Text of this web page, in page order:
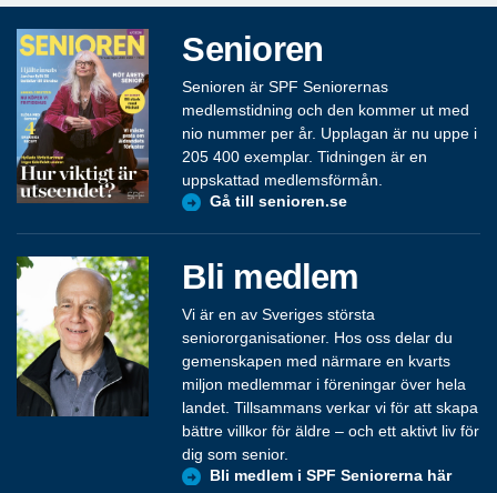
Senioren
Senioren är SPF Seniorernas
medlemstidning och den kommer ut med
nio nummer per år. Upplagan är nu uppe i
205 400 exemplar. Tidningen är en
uppskattad medlemsförmån.
Gå till senioren.se
Bli medlem
Vi är en av Sveriges största
seniororganisationer. Hos oss delar du
gemenskapen med närmare en kvarts
miljon medlemmar i föreningar över hela
landet. Tillsammans verkar vi för att skapa
bättre villkor för äldre – och ett aktivt liv för
dig som senior.
Bli medlem i SPF Seniorerna här